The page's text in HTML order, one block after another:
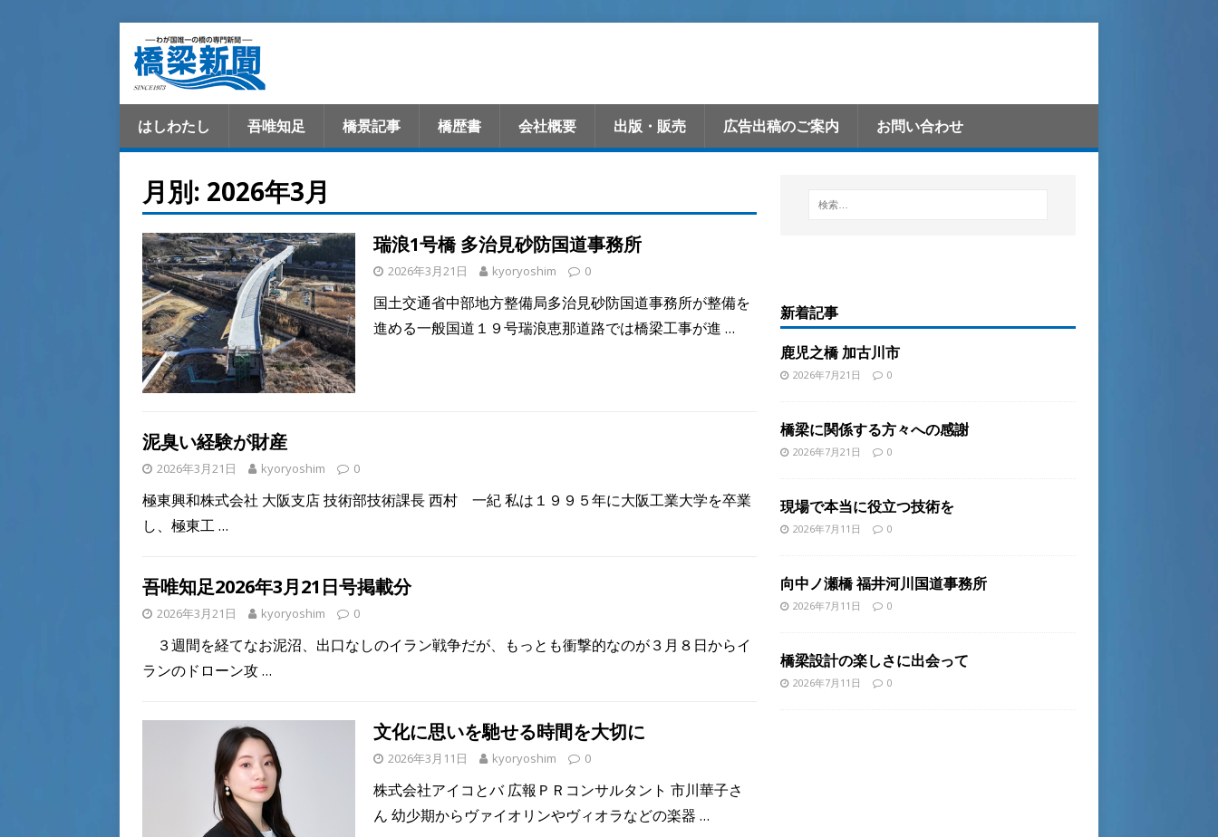
はしわたし 吾唯知足 橋景記事 橋歴書 会社概要 出版・販売 広告出稿のご案内 お問い合わせ
月別: 2026年3月
瑞浪1号橋 多治見砂防国道事務所
2026年3月21日 kyoryoshim 0
国土交通省中部地方整備局多治見砂防国道事務所が整備を
進める一般国道１９号瑞浪恵那道路では橋梁工事が進 …
泥臭い経験が財産
2026年3月21日 kyoryoshim 0
極東興和株式会社 大阪支店 技術部技術課長 西村 一紀 私は１９９５年に大阪工業大学を卒業
し、極東工…
吾唯知足2026年3月21日号掲載分
2026年3月21日 kyoryoshim 0
３週間を経てなお泥沼、出口なしのイラン戦争だが、もっとも衝撃的なのが３月８日からイ
ランのドローン攻…
文化に思いを馳せる時間を大切に
2026年3月11日 kyoryoshim 0
株式会社アイコとバ 広報ＰＲコンサルタント 市川華子さ
ん 幼少期からヴァイオリンやヴィオラなどの楽器 …
新着記事
鹿児之橋 加古川市
2026年7月21日 0
橋梁に関係する方々への感謝
2026年7月21日 0
現場で本当に役立つ技術を
2026年7月11日 0
向中ノ瀬橋 福井河川国道事務所
2026年7月11日 0
橋梁設計の楽しさに出会って
2026年7月11日 0